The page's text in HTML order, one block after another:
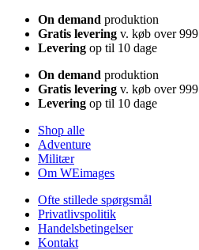
On demand produktion
Gratis levering v. køb over 999
Levering op til 10 dage
On demand produktion
Gratis levering v. køb over 999
Levering op til 10 dage
Shop alle
Adventure
Militær
Om WEimages
Ofte stillede spørgsmål
Privatlivspolitik
Handelsbetingelser
Kontakt